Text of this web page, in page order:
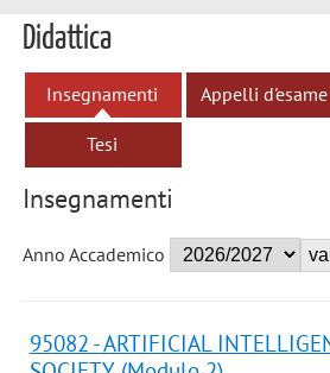
Didattica
Insegnamenti Appelli d'esame
Tesi
Insegnamenti
Anno Accademico
95082 - ARTIFICIAL